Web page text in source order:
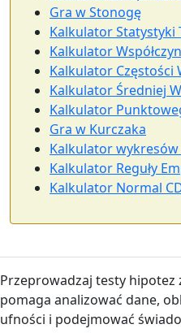
Gra w Stonogę
Kalkulator Statystyki
Kalkulator
Kalkulator Częstości
Kalkulator Średniej
Kalkulator
Gra w Kurczaka
Kalkulator
Kalkulator Reguły
Kalkulator Normal
Przeprowadzaj testy hipotez
pomaga analizować dane,
ufności i podejmować